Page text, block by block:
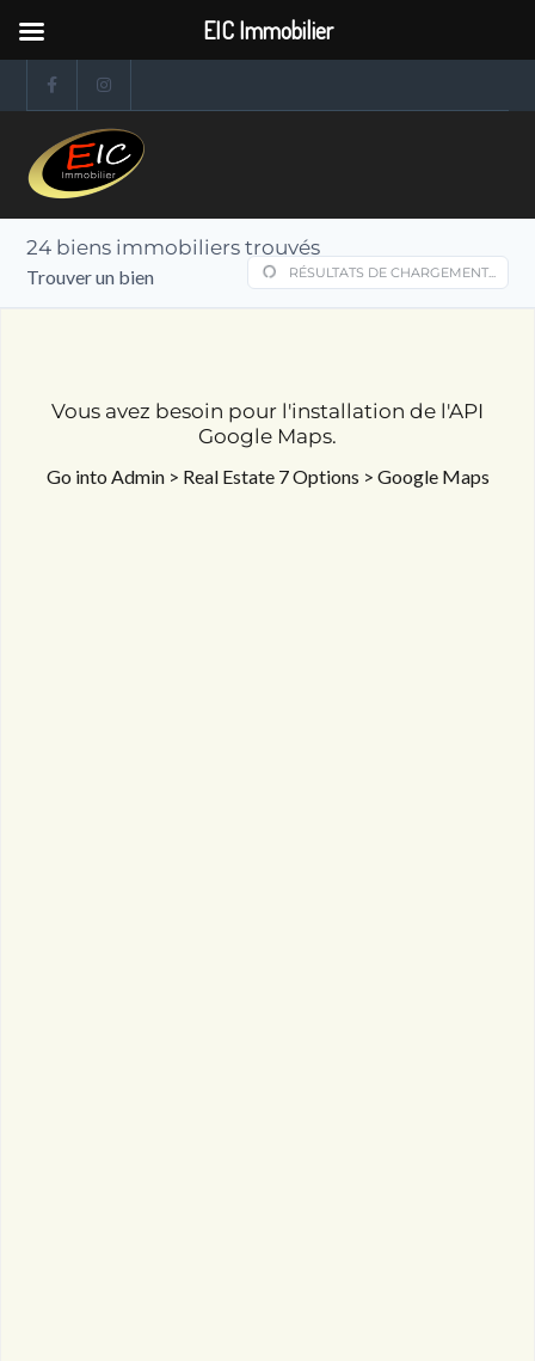
24 biens immobiliers trouvés
RÉSULTATS DE CHARGEMENT...
Trouver un bien
Vous avez besoin pour l'installation de l'API
Google Maps.
Go into Admin > Real Estate 7 Options > Google Maps
EIC Immobilier